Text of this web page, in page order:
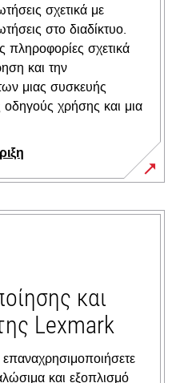
σχετικά με
στο διαδίκτυο.
πληροφορίες σχετικά
και την
μιας συσκευής
χρήσης και μια
και
Lexmark
και εξοπλισμό